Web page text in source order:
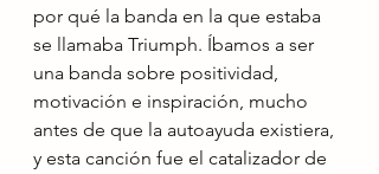
por qué la banda en la que estaba
se llamaba Triumph. Íbamos a ser
una banda sobre positividad,
motivación e inspiración, mucho
antes de que la autoayuda existiera,
y esta canción fue el catalizador de